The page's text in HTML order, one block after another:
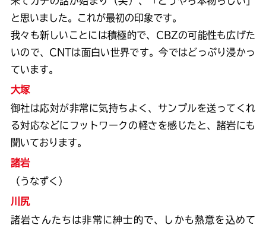
と思いました。これが最初の印象です。
我々も新しいことには積極的で、CBZの可能性も広げた
いので、CNTは面白い世界です。今ではどっぷり浸かっ
ています。
大塚
御社は応対が非常に気持ちよく、サンプルを送ってくれ
る対応などにフットワークの軽さを感じたと、諸岩にも
聞いております。
諸岩
（うなずく）
川尻
諸岩さんたちは非常に紳士的で、しかも熱意を込めて